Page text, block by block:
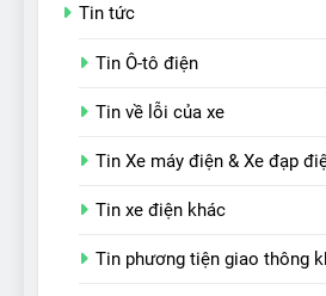
Tin tức
Tin Ô-tô điện
Tin về lỗi của xe
Tin Xe máy điện & Xe đạp
Tin xe điện khác
Tin phương tiện giao thông